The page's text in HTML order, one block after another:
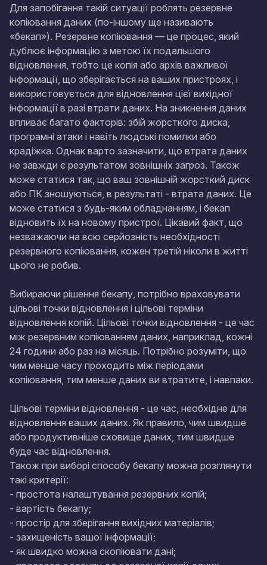
Для запобігання такій ситуації роблять резервне
копіювання даних (по-іншому ще називають
«бекап»). Резервне копіювання — це процес, який
дублює інформацію з метою їх подальшого
відновлення, тобто це копія або архів важливої
інформації, що зберігається на ваших пристроях, і
використовується для відновлення цієї вихідної
інформації в разі втрати даних. На зникнення даних
впливає багато факторів: збій жорсткого диска,
програмні атаки і навіть людські помилки або
крадіжка. Однак варто зазначити, що втрата даних
не завжди є результатом зовнішніх загроз. Також
може статися так, що ваш зовнішній жорсткий диск
або ПК зношуються, в результаті - втрата даних. Це
може статися з будь-яким обладнанням, і бекап
відновить їх на новому пристрої. Цікавий факт, що
незважаючи на всю серйозність необхідності
резервного копіювання, кожен третій ніколи в житті
цього не робив.
Вибираючи рішення бекапу, потрібно враховувати
цільові точки відновлення і цільові терміни
відновлення копій. Цільові точки відновлення - це час
між резервним копіюванням даних, наприклад, кожні
24 години або раз на місяць. Потрібно розуміти, що
чим менше часу проходить між періодами
копіювання, тим менше даних ви втратите, і навпаки.
Цільові терміни відновлення - це час, необхідне для
відновлення ваших даних. Як правило, чим швидше
або продуктивніше сховище даних, тим швидше
буде час відновлення.
Також при виборі способу бекапу можна розглянути
такі критерії:
- простота налаштування резервних копій;
- вартість бекапу;
- простір для зберігання вихідних матеріалів;
- захищеність вашої інформації;
- як швидко можна скопіювати дані;